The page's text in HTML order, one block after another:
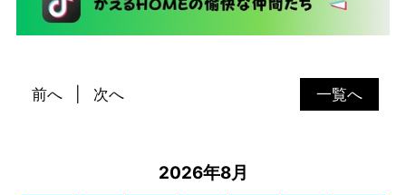
一覧へ
前へ 次へ
2026年8月